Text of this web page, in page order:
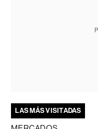
LAS MÁS VISITADAS